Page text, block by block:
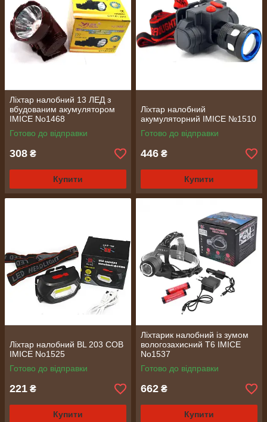
Ліхтар налобний 13 ЛЕД з
вбудованим акумулятором
IMICE No1468
Готово до відправки
308 ₴
Купити
Ліхтар налобний
акумуляторний IMICE №1510
Готово до відправки
446 ₴
Купити
Ліхтар налобний BL 203 COB
IMICE No1525
Готово до відправки
221 ₴
Купити
Ліхтарик налобний із зумом
вологозахисний Т6 IMICE
No1537
Готово до відправки
662 ₴
Купити